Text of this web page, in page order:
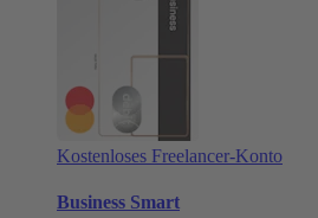
Kostenloses Freelancer-Konto
Business Smart